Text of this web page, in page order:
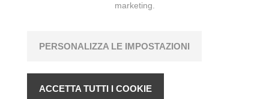
marketing.
PERSONALIZZA LE IMPOSTAZIONI
ACCETTA TUTTI I COOKIE